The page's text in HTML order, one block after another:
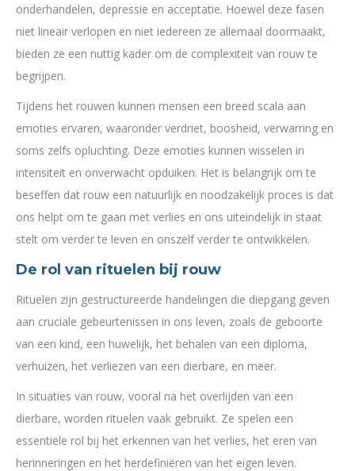
onderhandelen, depressie en acceptatie. Hoewel deze fasen
niet lineair verlopen en niet iedereen ze allemaal doormaakt,
bieden ze een nuttig kader om de complexiteit van rouw te
begrijpen.
Tijdens het rouwen kunnen mensen een breed scala aan
emoties ervaren, waaronder verdriet, boosheid, verwarring en
soms zelfs opluchting. Deze emoties kunnen wisselen in
intensiteit en onverwacht opduiken. Het is belangrijk om te
beseffen dat rouw een natuurlijk en noodzakelijk proces is dat
ons helpt om te gaan met verlies en ons uiteindelijk in staat
stelt om verder te leven en onszelf verder te ontwikkelen.
De rol van rituelen bij rouw
Rituelen zijn gestructureerde handelingen die diepgang geven
aan cruciale gebeurtenissen in ons leven, zoals de geboorte
van een kind, een huwelijk, het behalen van een diploma,
verhuizen, het verliezen van een dierbare, en meer.
In situaties van rouw, vooral na het overlijden van een
dierbare, worden rituelen vaak gebruikt. Ze spelen een
essentiële rol bij het erkennen van het verlies, het eren van
herinneringen en het herdefiniëren van het eigen leven.